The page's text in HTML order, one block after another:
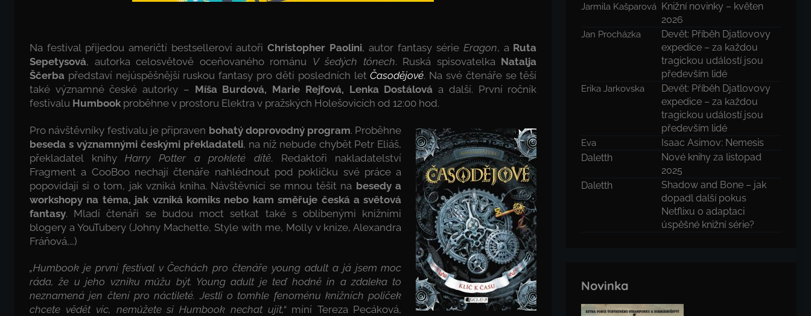
Na festival přijedou američtí bestselleroví autořiChristopher Paolini, autor fantasy série Eragon, a Ruta
Sepetysová, autorka celosvětově oceňovaného románu V šedých tónech. Ruská spisovatelka Natalja
Ščerba představí nejúspěšnější ruskou fantasy pro děti posledních letČasodějové. Na své čtenáře se těší
také významné české autorky – Míša Burdová, Marie Rejfová, Lenka Dostálová a další. První ročník
festivalu Humbookproběhne v prostoru Elektra v pražských Holešovicích od 12:00 hod.
Pro návštěvníky festivalu je připraven bohatý doprovodný program. Proběhne
beseda s významnými českými překladateli, na níž nebude chybět Petr Eliáš,
překladatel knihyHarry Potter a prokleté dítě. Redaktoři nakladatelství
Fragment a CooBoo nechají čtenáře nahlédnout pod pokličku své práce a
popovídají si o tom, jak vzniká kniha. Návštěvníci se mnou těšit na besedy a
workshopy na téma, jak vzniká komiks nebo kam směřuje česká a světová
fantasy. Mladí čtenáři se budou moct setkat také s oblíbenými knižními
blogery a YouTubery (Johny Machette, Style with me, Molly v knize, Alexandra
Fráňová,…)
„Humbook je první festival v Čechách pro čtenáře young adult a já jsem moc
ráda, že u jeho vzniku můžu být. Young adult je teď hodně in a zdaleka to
neznamená jen čtení pro náctileté. Jestli o tomhle fenoménu knižních poliček
chcete vědět víc, nemůžete si Humbook nechat ujít,“míní Tereza Pecáková,
Jarmila Kašparová Knižní novinky – květen
2026
Jan Procházka
Devět: Příběh Djatlovovy
expedice – za každou
tragickou událostí jsou
především lidé
Erika Jarkovska
Devět: Příběh Djatlovovy
expedice – za každou
tragickou událostí jsou
především lidé
Eva
Isaac Asimov: Nemesis
Daletth
Nové knihy za listopad
2025
Daletth
Shadow and Bone – jak
dopadl další pokus
Netflixu o adaptaci
úspěšné knižní série?
Novinka